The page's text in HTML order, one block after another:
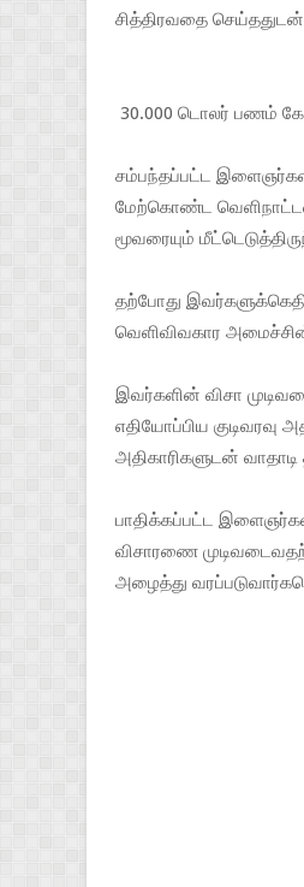
சித்திரவதை
30.000 டொலர் பணம்
சம்பந்தப்பட்ட
மேற்கொண்ட
மூவரையும்
தற்போது
வெளிவிவகார
இவர்களின் விசா
எதியோப்பிய குடிவரவு
அதிகாரிகளுடன்
பாதிக்கப்பட்ட
விசாரணை
அழைத்து